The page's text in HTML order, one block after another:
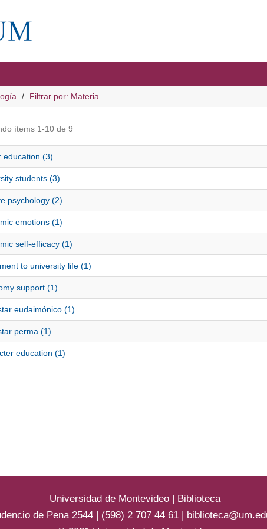
Filtrar por: Materia
ítems 1-10 de 9
education (3)
students (3)
psychology (2)
emotions (1)
self-efficacy (1)
to university life (1)
support (1)
eudaimónico (1)
perma (1)
education (1)
Universidad de Montevideo | Biblioteca
de Pena 2544 | (598) 2 707 44 61 |